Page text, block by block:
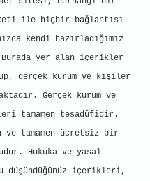
ile hiçbir bağlantısı
kendi hazırladığımız
Burada yer alan içerikler
gerçek kurum ve kişiler
Gerçek kurum ve
tamamen tesadüfidir.
ve tamamen ücretsiz bir
Hukuka ve yasal
düşündüğünüz içerikleri,